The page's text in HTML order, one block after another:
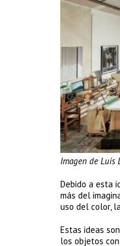
Imagen de Luis
Debido a esta
más del
uso del color,
Estas ideas
los objetos